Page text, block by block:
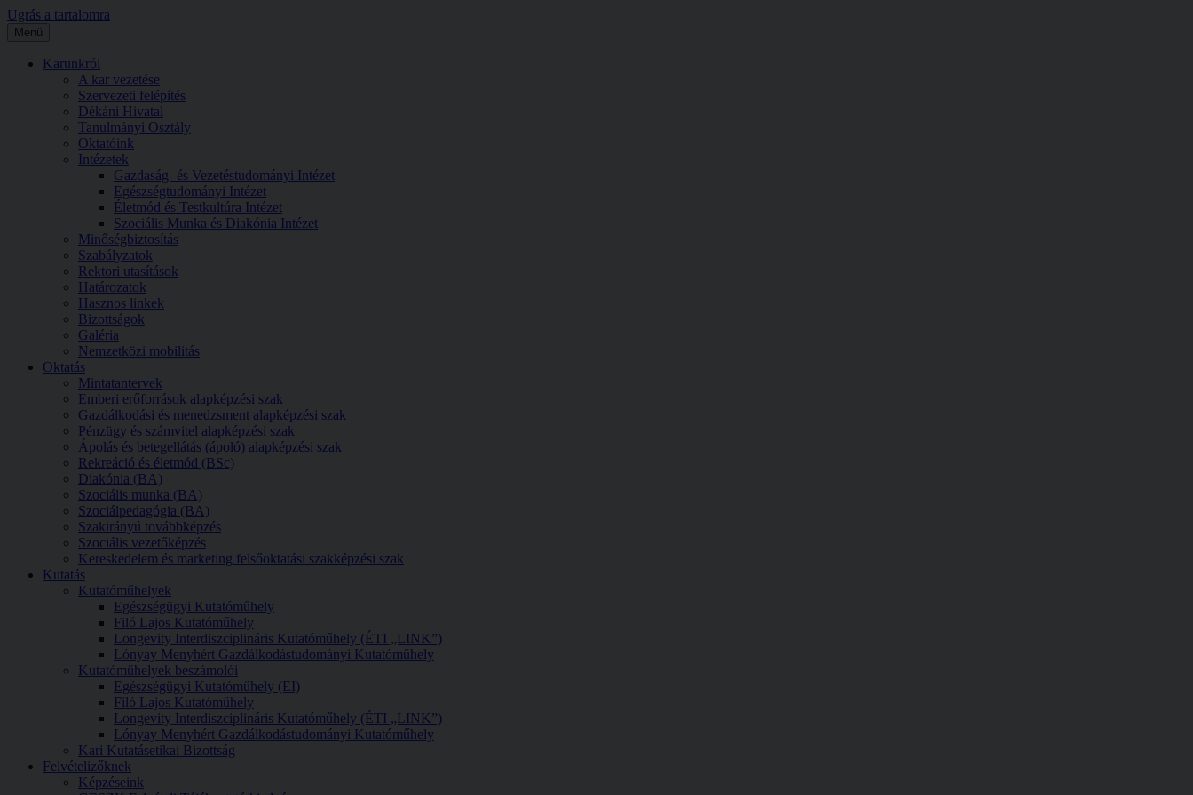
Ugrás a tartalomra
Menü
Karunkról
A kar vezetése
Szervezeti felépítés
Dékáni Hivatal
Tanulmányi Osztály
Oktatóink
Intézetek
Gazdaság- és Vezetéstudományi Intézet
Egészségtudományi Intézet
Életmód és Testkultúra Intézet
Szociális Munka és Diakónia Intézet
Minőségbiztosítás
Szabályzatok
Rektori utasítások
Határozatok
Hasznos linkek
Bizottságok
Galéria
Nemzetközi mobilitás
Oktatás
Mintatantervek
Emberi erőforrások alapképzési szak
Gazdálkodási és menedzsment alapképzési szak
Pénzügy és számvitel alapképzési szak
Ápolás és betegellátás (ápoló) alapképzési szak
Rekreáció és életmód (BSc)
Diakónia (BA)
Szociális munka (BA)
Szociálpedagógia (BA)
Szakirányú továbbképzés
Szociális vezetőképzés
Kereskedelem és marketing felsőoktatási szakképzési szak
Kutatás
Kutatóműhelyek
Egészségügyi Kutatóműhely
Filó Lajos Kutatóműhely
Longevity Interdiszciplináris Kutatóműhely (ÉTI „LINK”)
Lónyay Menyhért Gazdálkodástudományi Kutatóműhely
Kutatóműhelyek beszámolói
Egészségügyi Kutatóműhely (EI)
Filó Lajos Kutatóműhely
Longevity Interdiszciplináris Kutatóműhely (ÉTI „LINK”)
Lónyay Menyhért Gazdálkodástudományi Kutatóműhely
Kari Kutatásetikai Bizottság
Felvételizőknek
Képzéseink